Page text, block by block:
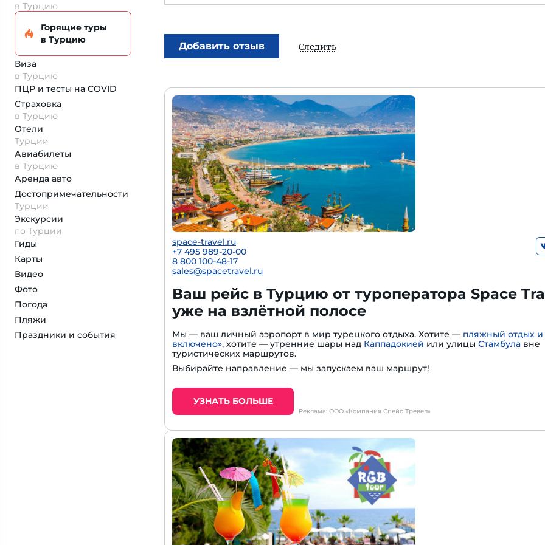
в Турцию
Горящие туры
в Турцию
Виза
в Турцию
ПЦР и тесты на COVID
Страховка
в Турцию
Отели
Турции
Авиабилеты
в Турцию
Аренда авто
Достопримеча­тельности
Турции
Экскурсии
по Турции
Гиды
Карты
Видео
Фото
Погода
Пляжи
Праздники и события
Добавить отзыв Следить
space-travel.ru
+7 495 989-20-00
8 800 100-48-17
sales@spacetravel.ru
Ваш рейс в Турцию от туроператора Space
уже на взлётной полосе
Мы — ваш личный аэропорт в мир турецкого отдыха. Хотите — пляжный отдых и
включено», хотите — утренние шары над Каппадокией или улицы Стамбула вне
туристических маршрутов.
Выбирайте направление — мы запускаем ваш маршрут!
УЗНАТЬ БОЛЬШЕ
Реклама: ООО «Компания Спейс Тревел»